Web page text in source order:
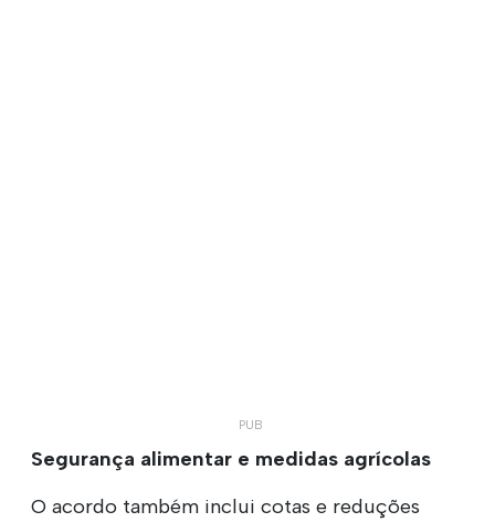
Segurança alimentar e medidas agrícolas
O acordo também inclui cotas e reduções